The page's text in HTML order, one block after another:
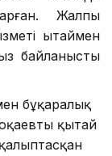
Жалпы
Қытаймен
байланысты
бұқаралық
қытай